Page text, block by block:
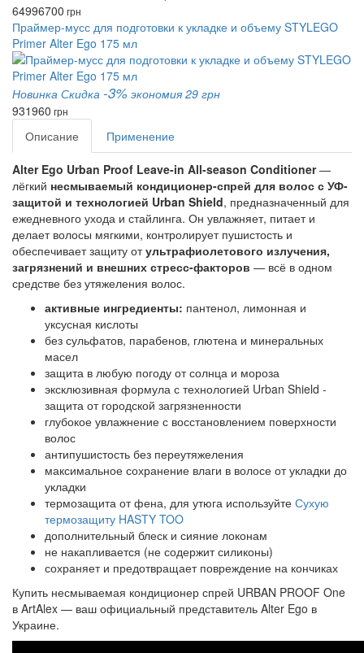
64996700 грн
Праймер-мусс для подготовки к укладке и объему STYLEGO
Primer Alter Ego 175 мл
Новинка Скидка -3% экономия 29 грн
931960 грн
Описание Применение
Alter Ego Urban Proof Leave-in All-season Conditioner—
лёгкий несмываемый кондиционер-спрей для волос с УФ-
защитой и технологией Urban Shield, предназначенный для
ежедневного ухода и стайлинга. Он увлажняет, питает и
делает волосы мягкими, контролирует пушистость и
обеспечивает защиту отультрафиолетового излучения,
загрязнений и внешних стресс-факторов — всё в одном
средстве без утяжеления волос.
активные ингредиенты: пантенол, лимонная и
уксусная кислоты
без сульфатов, парабенов, глютена и минеральных
масел
защита в любую погоду от солнца и мороза
эксклюзивная формула с технологией Urban Shield -
защита от городской загрязненности
глубокое увлажнение с восстановлением поверхности
волос
антипушистость без переутяжеления
максимальное сохранение влаги в волосе от укладки до
укладки
термозащита от фена, для утюга используйте Сухую
термозащиту HASTY TOO
дополнительный блеск и сияние локонам
не накапливается (не содержит силиконы)
сохраняет и предотвращает повреждение на кончиках
Купить несмываемая кондиционер спрей URBAN PROOF One
в ArtAlex — ваш официальный представитель Alter Ego в
Украине.